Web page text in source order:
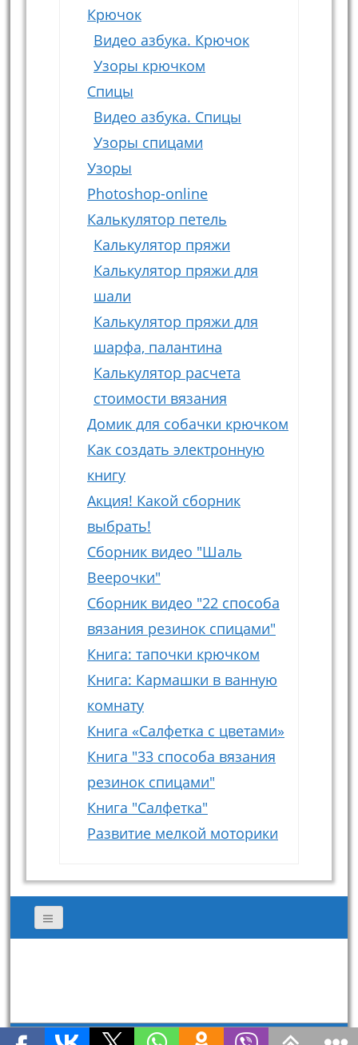
Крючок
Видео азбука. Крючок
Узоры крючком
Спицы
Видео азбука. Спицы
Узоры спицами
Узоры
Photoshop-online
Калькулятор петель
Калькулятор пряжи
Калькулятор пряжи для
шали
Калькулятор пряжи для
шарфа, палантина
Калькулятор расчета
стоимости вязания
Домик для собачки крючком
Как создать электронную
книгу
Акция! Какой сборник
выбрать!
Сборник видео "Шаль
Веерочки"
Сборник видео "22 способа
вязания резинок спицами"
Книга: тапочки крючком
Книга: Кармашки в ванную
комнату
Книга «Салфетка с цветами»
Книга "33 способа вязания
резинок спицами"
Книга "Салфетка"
Развитие мелкой моторики